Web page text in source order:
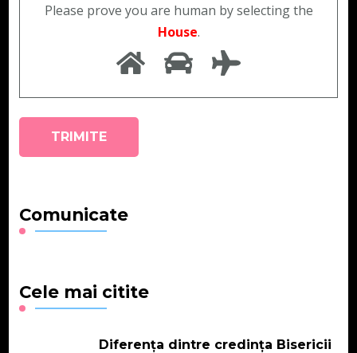
Please prove you are human by selecting the
House.
Comunicate
Cele mai citite
Diferența dintre credința Bisericii